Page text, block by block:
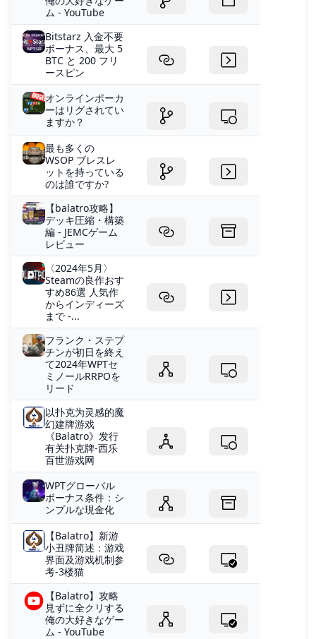
ム - YouTube
Bitstarz 入金不要
ボーナス、最大 5
BTC と 200 フリ
ースピン
オンラインポーカ
ーはリグされてい
ますか？
最も多くの
WSOP ブレスレ
ットを持っている
のは誰ですか?
【balatro攻略】
デッキ圧縮・構築
編 - JEMCゲーム
レビュー
〈2024年5月〉
Steamの良作おす
すめ86選 人気作
からインディーズ
まで -...
フランク・ステプ
チンが初日を終え
て2024年WPTセ
ミノールRRPOを
リード
以扑克为灵感的魔
幻建牌游戏
《Balatro》发行
有关扑克牌-西乐
百世游戏网
WPTグローバル
ボーナス条件：シ
ンプルな現金化
【Balatro】新游
小丑牌简述：游戏
界面及游戏机制参
考-3楼猫
【Balatro】攻略
見ずに全クリする
俺の大好きなゲー
ム - YouTube